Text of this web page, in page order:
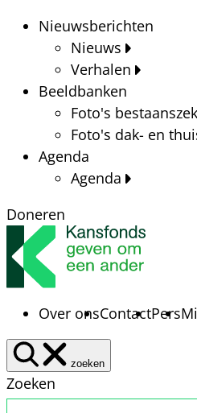
Nieuwsberichten
Nieuws
Verhalen
Beeldbanken
Foto's
Foto's dak- en
Agenda
Agenda
Doneren
Over onsContactPers
zoeken
Zoeken